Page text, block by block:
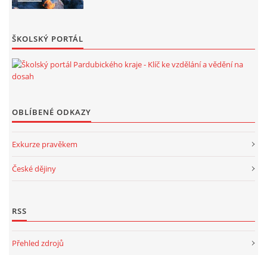
ŠKOLSKÝ PORTÁL
OBLÍBENÉ ODKAZY
Exkurze pravěkem
České dějiny
RSS
Přehled zdrojů